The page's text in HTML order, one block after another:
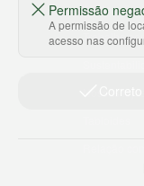
Ajuda e
Trabalhe
Permissão
A permissão de
acesso nas